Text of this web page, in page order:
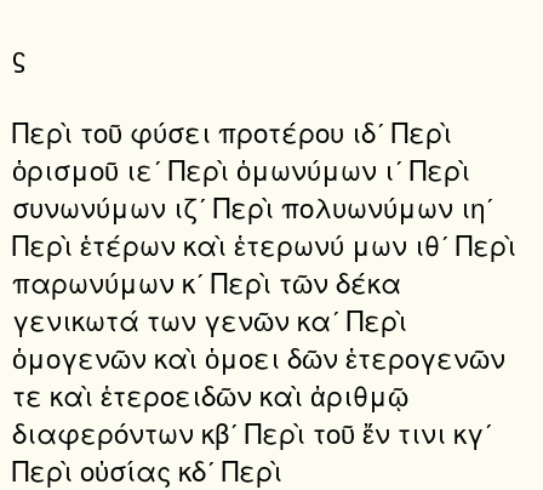
ϛ
Περὶ τοῦ φύσει προτέρου ιδʹ Περὶ
ὁρισμοῦ ιεʹ Περὶ ὁμωνύμων ιʹ Περὶ
συνωνύμων ιζʹ Περὶ πολυωνύμων ιηʹ
Περὶ ἑτέρων καὶ ἑτερωνύ μων ιθʹ Περὶ
παρωνύμων κʹ Περὶ τῶν δέκα
γενικωτά των γενῶν καʹ Περὶ
ὁμογενῶν καὶ ὁμοει δῶν ἑτερογενῶν
τε καὶ ἑτεροειδῶν καὶ ἀριθμῷ
διαφερόντων κβʹ Περὶ τοῦ ἔν τινι κγʹ
Περὶ οὐσίας κδʹ Περὶ